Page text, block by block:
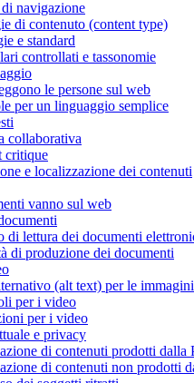
navigazione
di contenuto (content type)
e standard
controllati e tassonomie
le persone sul web
per un linguaggio semplice
collaborativa
critique
e localizzazione dei contenuti
vanno sul web
di lettura dei documenti
di produzione dei documenti
(alt text) per le immagini
per i video
per i video
e privacy
di contenuti prodotti dalla
di contenuti non prodotti